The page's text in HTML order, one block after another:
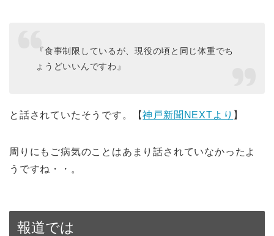
『食事制限しているが、現役の頃と同じ体重でち
ょうどいいんですわ』
と話されていたそうです。【神戸新聞NEXTより 】
周りにもご病気のことはあまり話されていなかったよ
うですね・・。
報道では